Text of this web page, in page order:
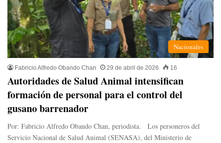
Nacionales
Fabricio Alfredo Obando Chan 29 de abril de 2026 16
Autoridades de Salud Animal intensifican
formación de personal para el control del
gusano barrenador
Por: Fabricio Alfredo Obando Chan, periodista. Los personeros del
Servicio Nacional de Salud Animal (SENASA), del Ministerio de